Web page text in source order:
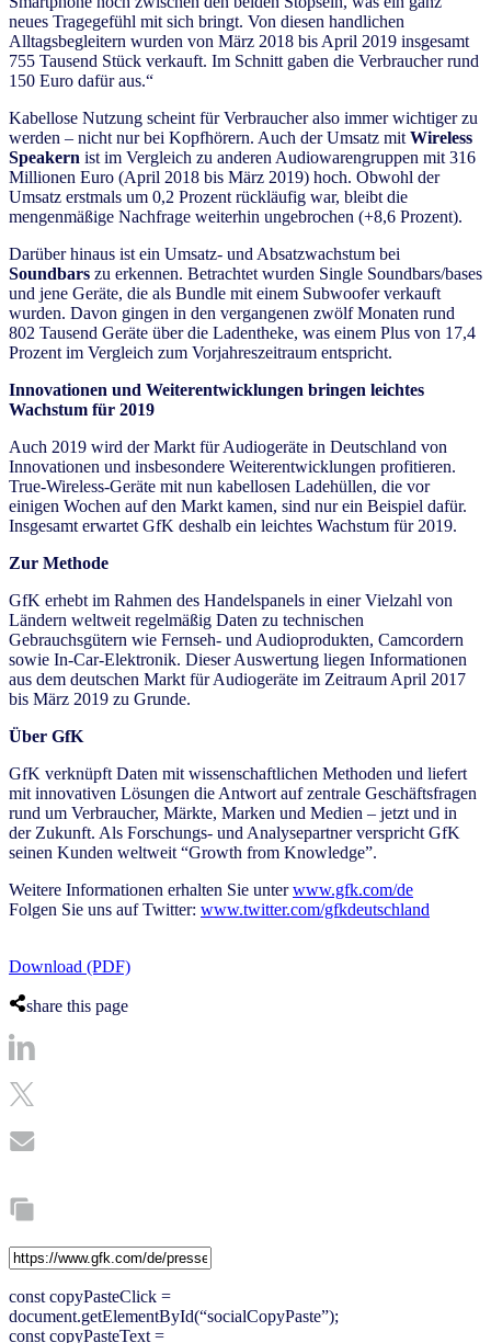
neues Tragegefühl mit sich bringt. Von diesen handlichen
Alltagsbegleitern wurden von März 2018 bis April 2019 insgesamt
755 Tausend Stück verkauft. Im Schnitt gaben die Verbraucher rund
150 Euro dafür aus.“
Kabellose Nutzung scheint für Verbraucher also immer wichtiger zu
werden – nicht nur bei Kopfhörern. Auch der Umsatz mit Wireless
Speakern ist im Vergleich zu anderen Audiowarengruppen mit 316
Millionen Euro (April 2018 bis März 2019) hoch. Obwohl der
Umsatz erstmals um 0,2 Prozent rückläufig war, bleibt die
mengenmäßige Nachfrage weiterhin ungebrochen (+8,6 Prozent).
Darüber hinaus ist ein Umsatz- und Absatzwachstum bei
Soundbars zu erkennen. Betrachtet wurden Single Soundbars/bases
und jene Geräte, die als Bundle mit einem Subwoofer verkauft
wurden. Davon gingen in den vergangenen zwölf Monaten rund
802 Tausend Geräte über die Ladentheke, was einem Plus von 17,4
Prozent im Vergleich zum Vorjahreszeitraum entspricht.
Innovationen und Weiterentwicklungen bringen leichtes
Wachstum für 2019
Auch 2019 wird der Markt für Audiogeräte in Deutschland von
Innovationen und insbesondere Weiterentwicklungen profitieren.
True-Wireless-Geräte mit nun kabellosen Ladehüllen, die vor
einigen Wochen auf den Markt kamen, sind nur ein Beispiel dafür.
Insgesamt erwartet GfK deshalb ein leichtes Wachstum für 2019.
Zur Methode
GfK erhebt im Rahmen des Handelspanels in einer Vielzahl von
Ländern weltweit regelmäßig Daten zu technischen
Gebrauchsgütern wie Fernseh- und Audioprodukten, Camcordern
sowie In-Car-Elektronik. Dieser Auswertung liegen Informationen
aus dem deutschen Markt für Audiogeräte im Zeitraum April 2017
bis März 2019 zu Grunde.
Über GfK
GfK verknüpft Daten mit wissenschaftlichen Methoden und liefert
mit innovativen Lösungen die Antwort auf zentrale Geschäftsfragen
rund um Verbraucher, Märkte, Marken und Medien – jetzt und in
der Zukunft. Als Forschungs- und Analysepartner verspricht GfK
seinen Kunden weltweit “Growth from Knowledge”.
Weitere Informationen erhalten Sie unterwww.gfk.com/de
Folgen Sie uns auf Twitter: www.twitter.com/gfkdeutschland
Download (PDF)
share this page
const copyPasteClick =
document.getElementById(“socialCopyPaste”);
const copyPasteText =